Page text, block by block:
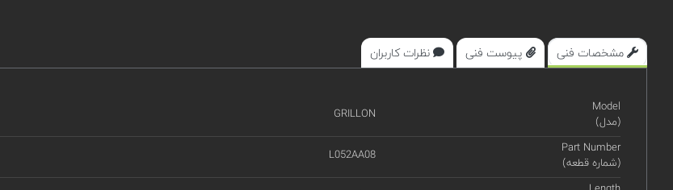
مشخصات فنی پیوست فنی نظرات کاربران
Model
(مدل)
GRILLON
Part Number
(شماره قطعه)
L052AA08